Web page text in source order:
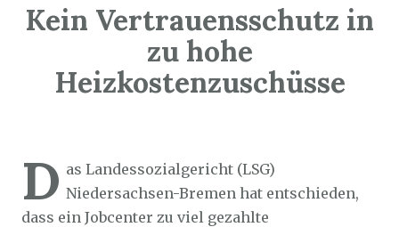
Kein Vertrauensschutz in
zu hohe
Heizkostenzuschüsse
D as Landessozialgericht (LSG)
Niedersachsen-Bremen hat entschieden,
dass ein Jobcenter zu viel gezahlte